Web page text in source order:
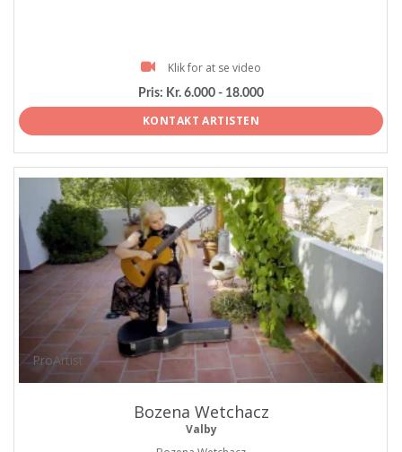
Klik for at se video
Pris: Kr. 6.000 - 18.000
KONTAKT ARTISTEN
ProArtist
Bozena Wetchacz
Valby